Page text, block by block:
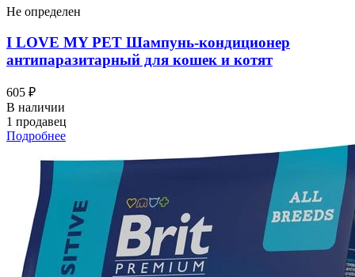
Не определен
I LOVЕ MY PET Шампунь-кондиционер
антипаразитарный для кошек и котят
605 ₽
В наличии
1 продавец
Подробнее